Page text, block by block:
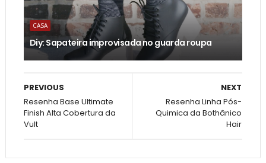
CASA
Diy: Sapateira improvisada no guarda roupa
NEXT
Resenha Linha Pós-
Quimica da Bothânico
Hair
PREVIOUS
Resenha Base Ultimate
Finish Alta Cobertura da
Vult